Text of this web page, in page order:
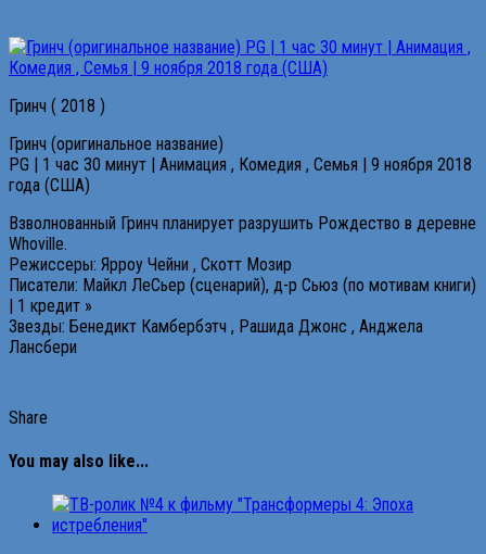
Гринч ( 2018 )
Гринч (оригинальное название)
PG | 1 час 30 минут | Анимация , Комедия , Семья | 9 ноября 2018
года (США)
Взволнованный Гринч планирует разрушить Рождество в деревне
Whoville.
Режиссеры: Ярроу Чейни , Скотт Мозир
Писатели: Майкл ЛеСьер (сценарий), д-р Сьюз (по мотивам книги)
| 1 кредит »
Звезды: Бенедикт Камбербэтч , Рашида Джонс , Анджела
Лансбери
Share
You may also like...